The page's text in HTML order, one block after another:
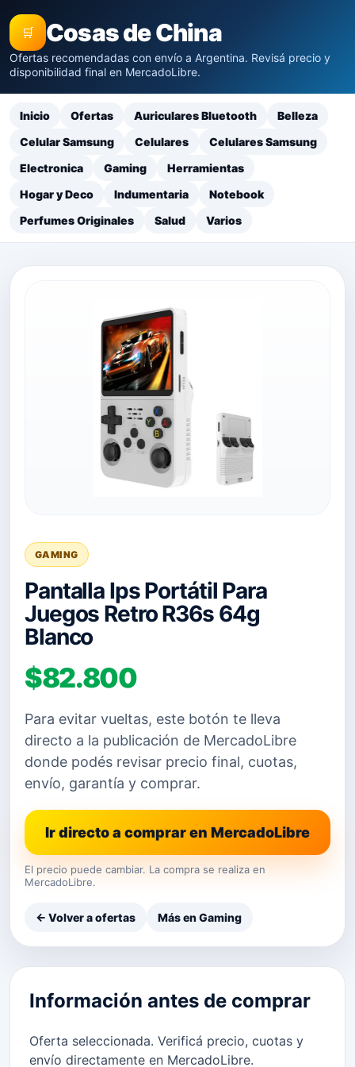
🛒 Cosas de China
Ofertas recomendadas con envío a Argentina. Revisá precio y
disponibilidad final en MercadoLibre.
Inicio Ofertas Auriculares Bluetooth
Belleza
Celular Samsung
Celulares
Celulares Samsung
Electronica
Gaming
Herramientas
Hogar y Deco
Indumentaria
Notebook
Perfumes Originales
Salud Varios
GAMING
Pantalla Ips Portátil Para
Juegos Retro R36s 64g
Blanco
$82.800
Para evitar vueltas, este botón te lleva
directo a la publicación de MercadoLibre
donde podés revisar precio final, cuotas,
envío, garantía y comprar.
Ir directo a comprar en MercadoLibre
El precio puede cambiar. La compra se realiza en
MercadoLibre.
← Volver a ofertas Más en Gaming
Información antes de comprar
Oferta seleccionada. Verificá precio, cuotas y
envío directamente en MercadoLibre.